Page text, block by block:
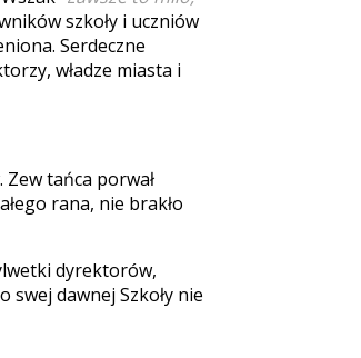
szkoły i uczniów
Serdeczne
władze miasta i
tańca porwał
rana, nie brakło
dyrektorów,
swej dawnej Szkoły nie